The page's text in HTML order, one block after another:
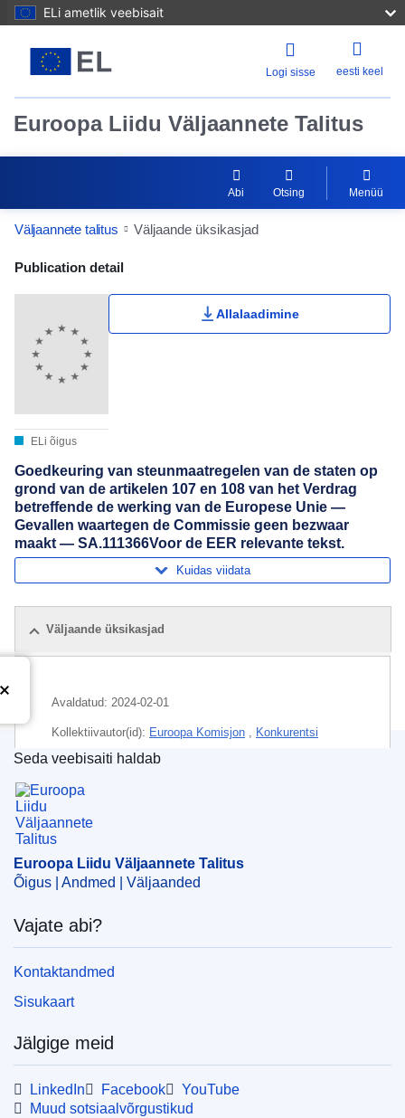
ELi ametlik veebisait
Logi sisse eesti keel
Euroopa Liidu Väljaannete Talitus
Abi Otsing Menüü
Väljaannete talitus Väljaande üksikasjad
Publication Detail Actions Portlet
Publication detail
ELi õigus
Allalaadimine
Goedkeuring van steunmaatregelen van de staten op
grond van de artikelen 107 en 108 van het Verdrag
betreffende de werking van de Europese Unie —
Gevallen waartegen de Commissie geen bezwaar
maakt — SA.111366Voor de EER relevante tekst.
Kuidas viidata
Väljaande üksikasjad
Avaldatud: 2024-02-01
Kollektiivautor(id): Euroopa Komisjon , Konkurentsi
peadirektoraat(Euroopa Komisjon
Teema:
CELEX : 52024AS111366
OJ : C_202401221
pdfa2a
Euroopa Liidu Väljaannete Talitus
Seda veebisaiti haldab
Euroopa Liidu Väljaannete Talitus
Õigus | Andmed | Väljaanded
Vajate abi?
Kontaktandmed
Sisukaart
Jälgige meid
LinkedIn Facebook
YouTube
Muud sotsiaalvõrgustikud